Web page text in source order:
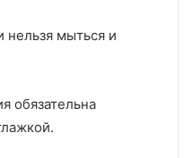
нельзя мыться и
обязательна